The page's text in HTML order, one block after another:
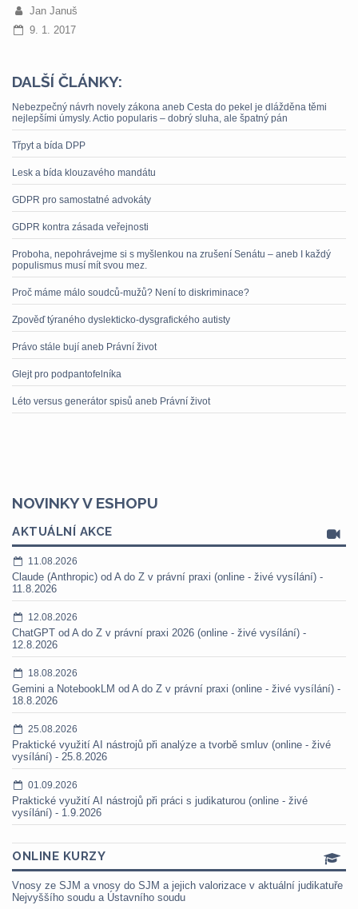
Jan Januš
9. 1. 2017
DALŠÍ ČLÁNKY:
Nebezpečný návrh novely zákona aneb Cesta do pekel je dlážděna těmi
nejlepšími úmysly. Actio popularis – dobrý sluha, ale špatný pán
Třpyt a bída DPP
Lesk a bída klouzavého mandátu
GDPR pro samostatné advokáty
GDPR kontra zásada veřejnosti
Proboha, nepohrávejme si s myšlenkou na zrušení Senátu – aneb I každý
populismus musí mít svou mez.
Proč máme málo soudců-mužů? Není to diskriminace?
Zpověď týraného dyslekticko-dysgrafického autisty
Právo stále bují aneb Právní život
Glejt pro podpantofelníka
Léto versus generátor spisů aneb Právní život
NOVINKY V ESHOPU
AKTUÁLNÍ AKCE
11.08.2026
Claude (Anthropic) od A do Z v právní praxi (online - živé vysílání) -
11.8.2026
12.08.2026
ChatGPT od A do Z v právní praxi 2026 (online - živé vysílání) -
12.8.2026
18.08.2026
Gemini a NotebookLM od A do Z v právní praxi (online - živé vysílání) -
18.8.2026
25.08.2026
Praktické využití AI nástrojů při analýze a tvorbě smluv (online - živé
vysílání) - 25.8.2026
01.09.2026
Praktické využití AI nástrojů při práci s judikaturou (online - živé
vysílání) - 1.9.2026
ONLINE KURZY
Vnosy ze SJM a vnosy do SJM a jejich valorizace v aktuální judikatuře
Nejvyššího soudu a Ústavního soudu